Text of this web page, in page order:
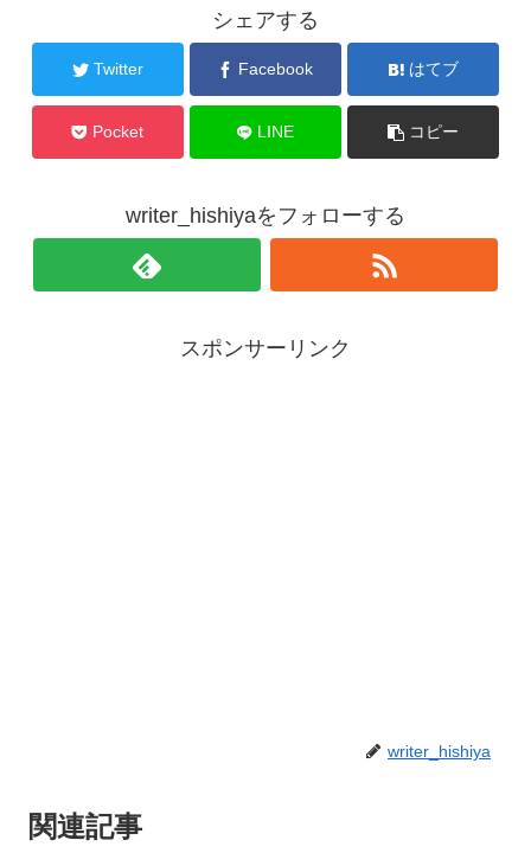
シェアする
Twitter Facebook はてブ
Pocket LINE コピー
writer_hishiyaをフォローする
スポンサーリンク
writer_hishiya
関連記事